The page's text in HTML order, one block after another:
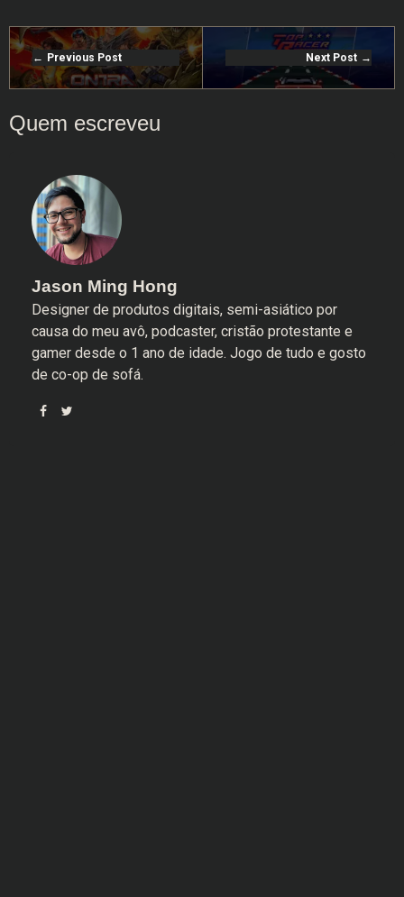
Previous Post Next Post
Jason Ming Hong
Designer de produtos digitais, semi-asiático por
causa do meu avô, podcaster, cristão protestante e
gamer desde o 1 ano de idade. Jogo de tudo e gosto
de co-op de sofá.